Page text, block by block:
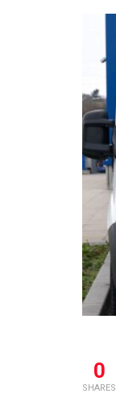
0
SHARES